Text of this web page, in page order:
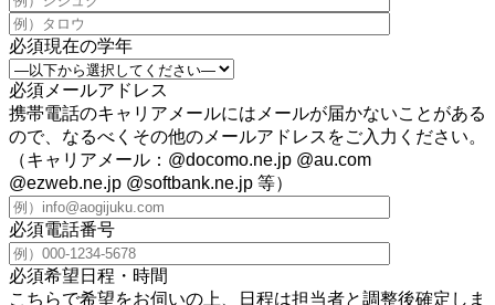
必須現在の学年
必須 メールアドレス
携帯電話のキャリアメールにはメールが届かないことがある
ので、なるべくその他のメールアドレスをご入力ください。
（キャリアメール：@docomo.ne.jp @au.com
@ezweb.ne.jp @softbank.ne.jp 等）
必須電話番号
必須希望日程・時間
こちらで希望をお伺いの上、日程は担当者と調整後確定しま